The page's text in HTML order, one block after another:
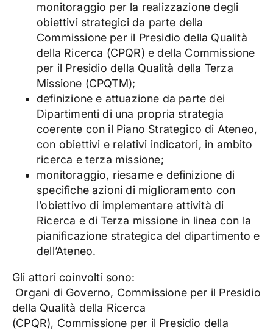
monitoraggio per la realizzazione degli
obiettivi strategici da parte della
Commissione per il Presidio della Qualità
della Ricerca (CPQR) e della Commissione
per il Presidio della Qualità della Terza
Missione (CPQTM);
definizione e attuazione da parte dei
Dipartimenti di una propria strategia
coerente con il Piano Strategico di Ateneo,
con obiettivi e relativi indicatori, in ambito
ricerca e terza missione;
monitoraggio, riesame e definizione di
specifiche azioni di miglioramento con
l’obiettivo di implementare attività di
Ricerca e di Terza missione in linea con la
pianificazione strategica del dipartimento e
dell’Ateneo.
Gli attori coinvolti sono:
Organi di Governo, Commissione per il Presidio
della Qualità della Ricerca
(CPQR), Commissione per il Presidio della